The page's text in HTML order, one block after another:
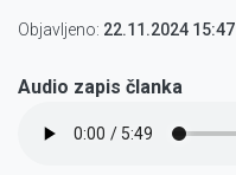
Objavljeno: 22.11.2024 15:47
Audio zapis članka
file